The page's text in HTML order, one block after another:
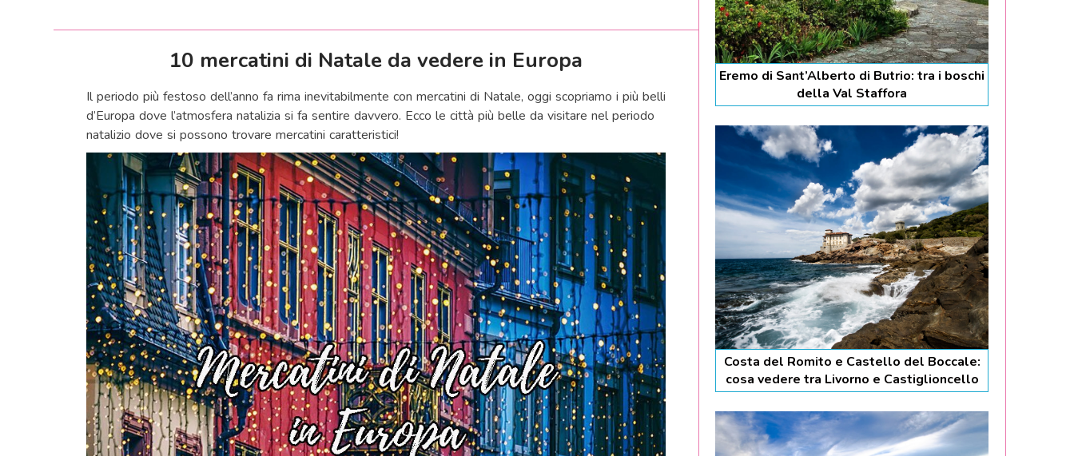
10 mercatini di Natale da vedere in Europa
Il periodo più festoso dell’anno fa rima inevitabilmente con mercatini di Natale, oggi scopriamo i più belli
d’Europa dove l’atmosfera natalizia si fa sentire davvero. Ecco le città più belle da visitare nel periodo
natalizio dove si possono trovare mercatini caratteristici!
Eremo di Sant’Alberto di Butrio: tra i boschi
della Val Staffora
Costa del Romito e Castello del Boccale:
cosa vedere tra Livorno e Castiglioncello